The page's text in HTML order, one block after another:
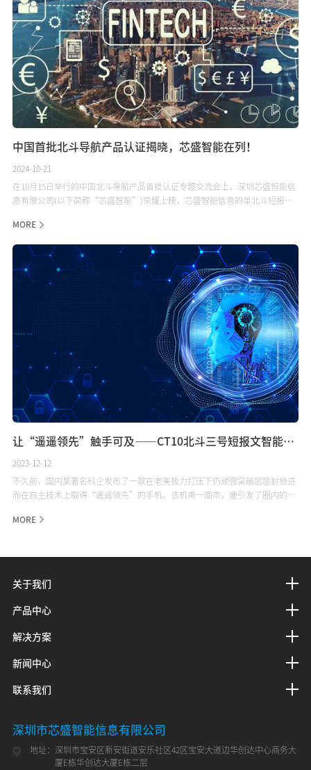
中国首批北斗导航产品认证揭晓，芯盛智能在列！
2024-10-21
在10月15日举行的中国北斗导航产品首批认证专题交流会上，深圳芯盛智能信
息有限公司(以下简称“芯盛智能”)荣耀上榜，芯盛智能信息的单北斗短报文
信息化产业领域的深厚实力和技术创新成果得到了国家权威机构的认可与肯
定。
MORE
让“遥遥领先”触手可及——CT10北斗三号短报文智能应急终端！
2023-12-12
不久前，国内某著名科企发布了一款在老美极力打压下仍顽强突破层层封锁进
而在自主技术上取得“遥遥领先”的手机。该机甫一面市，便引发了圈内的极
们不畏打压、自主创新，披荆斩棘、奋发图强的进取形象和中国科技发展的光
MORE
深圳市芯盛智能信息有限公司
地址： 深圳市宝安区新安街道安乐社区42区宝安大道边华创达中心商务大
厦E栋华创达大厦E栋二层
关于我们
产品中心
解决方案
新闻中心
联系我们